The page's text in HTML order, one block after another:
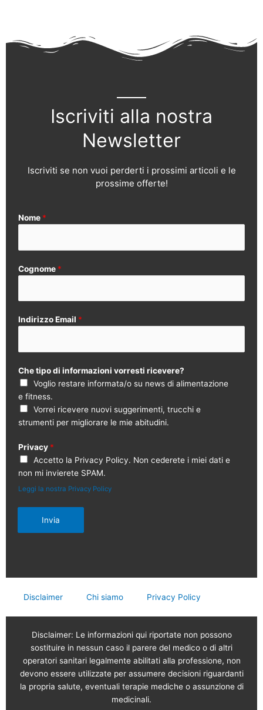
Iscriviti alla nostra
Newsletter
Iscriviti se non vuoi perderti i prossimi articoli e le
prossime offerte!
Nome *
Cognome *
Indirizzo Email *
Che tipo di informazioni vorresti ricevere?
Voglio restare informata/o su news di alimentazione
e fitness.
Vorrei ricevere nuovi suggerimenti, trucchi e
strumenti per migliorare le mie abitudini.
Privacy *
Accetto la Privacy Policy. Non cederete i miei dati e
non mi invierete SPAM.
Leggi la nostra Privacy Policy
Invia
Disclaimer Chi siamo Privacy Policy
Disclaimer: Le informazioni qui riportate non possono
sostituire in nessun caso il parere del medico o di altri
operatori sanitari legalmente abilitati alla professione, non
devono essere utilizzate per assumere decisioni riguardanti
la propria salute, eventuali terapie mediche o assunzione di
medicinali.